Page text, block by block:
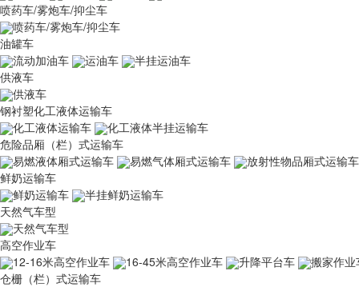
喷药车/雾炮车/抑尘车
喷药车/雾炮车/抑尘车
油罐车
流动加油车
运油车
半挂运油车
供液车
供液车
钢衬塑化工液体运输车
化工液体运输车
化工液体半挂运输车
危险品厢（栏）式运输车
易燃液体厢式运输车
易燃气体厢式运输车
放射性物品厢式运输车
鲜奶运输车
鲜奶运输车
半挂鲜奶运输车
天然气车型
天然气车型
高空作业车
12-16米高空作业车
16-45米高空作业车 升降平台车
搬家作业
仓栅（栏）式运输车